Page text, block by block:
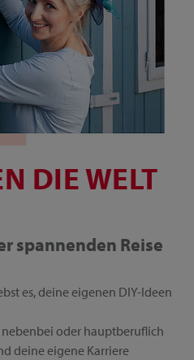
DIE WELT
spannenden Reise
es, deine eigenen DIY-Ideen
nebenbei oder hauptberuflich
deine eigene Karriere